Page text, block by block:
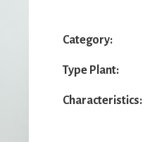
Category:
Type Plant:
Characteristics: